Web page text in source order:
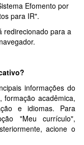
Efomento por
para IR".
redirecionado para a
informações do
formação acadêmica,
e idiomas. Para
"Meu currículo",
acione o